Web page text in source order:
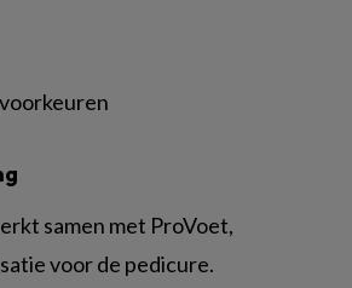
samen met ProVoet,
voor de pedicure.